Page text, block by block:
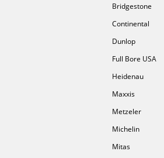
Bridgestone
Continental
Dunlop
Full Bore USA
Heidenau
Maxxis
Metzeler
Michelin
Mitas